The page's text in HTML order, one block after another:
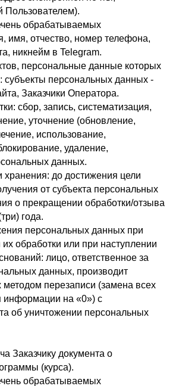
Пользователем).
обрабатываемых
имя, отчество, номер телефона,
никнейм в Telegram.
персональные данные которых
субъекты персональных данных -
Заказчики Оператора.
сбор, запись, систематизация,
уточнение (обновление,
использование,
удаление,
данных.
хранения: до достижения цели
от субъекта персональных
о прекращении обработки/отзыва
года.
персональных данных при
обработки или при наступлении
лицо, ответственное за
данных, производит
перезаписи (замена всех
информации на «0») с
об уничтожении персональных
Заказчику документа о
(курса).
обрабатываемых